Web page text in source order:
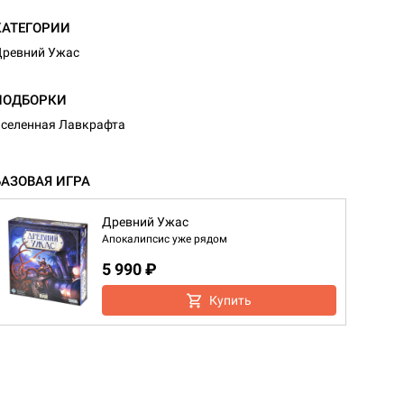
Ужас
Лавкрафта
ИГРА
Древний Ужас
Апокалипсис уже рядом
5 990 ₽
Купить